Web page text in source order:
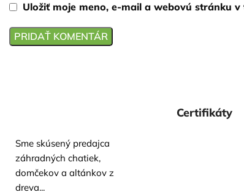
Uložiť moje meno, e-mail a webovú stránku
Sme skúsený predajca
záhradných chatiek,
domčekov a altánkov z
dreva...
Certifikáty